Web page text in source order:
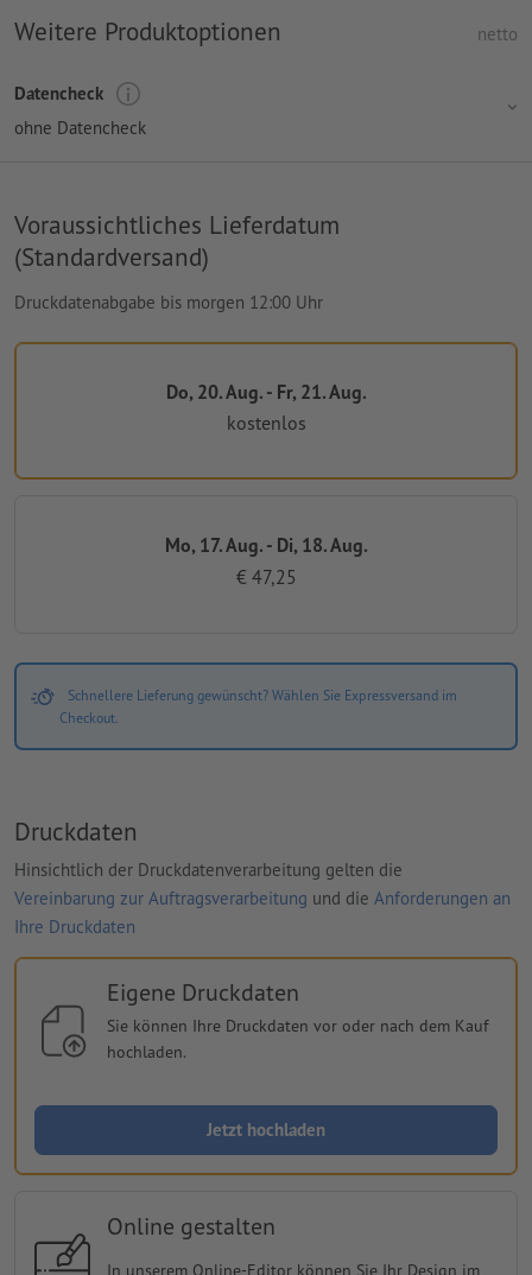
Weitere Produktoptionen netto
Datencheck
ohne Datencheck
Voraussichtliches Lieferdatum
(Standardversand)
Druckdatenabgabe bis morgen 12:00 Uhr
Do, 20. Aug. - Fr, 21. Aug.
kostenlos
Mo, 17. Aug. - Di, 18. Aug.
€ 47,25
Schnellere Lieferung gewünscht? Wählen Sie Expressversand im
Checkout.
Druckdaten
Hinsichtlich der Druckdatenverarbeitung gelten die
Vereinbarung zur Auftragsverarbeitung und die Anforderungen an
Ihre Druckdaten
Eigene Druckdaten
Sie können Ihre Druckdaten vor oder nach dem Kauf
hochladen.
Jetzt hochladen
Online gestalten
In unserem Online-Editor können Sie Ihr Design im